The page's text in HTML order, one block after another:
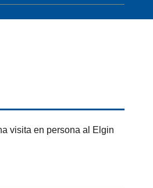
visita en persona al Elgin